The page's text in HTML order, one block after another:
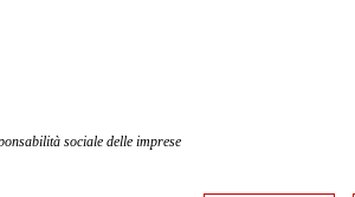
sociale delle imprese